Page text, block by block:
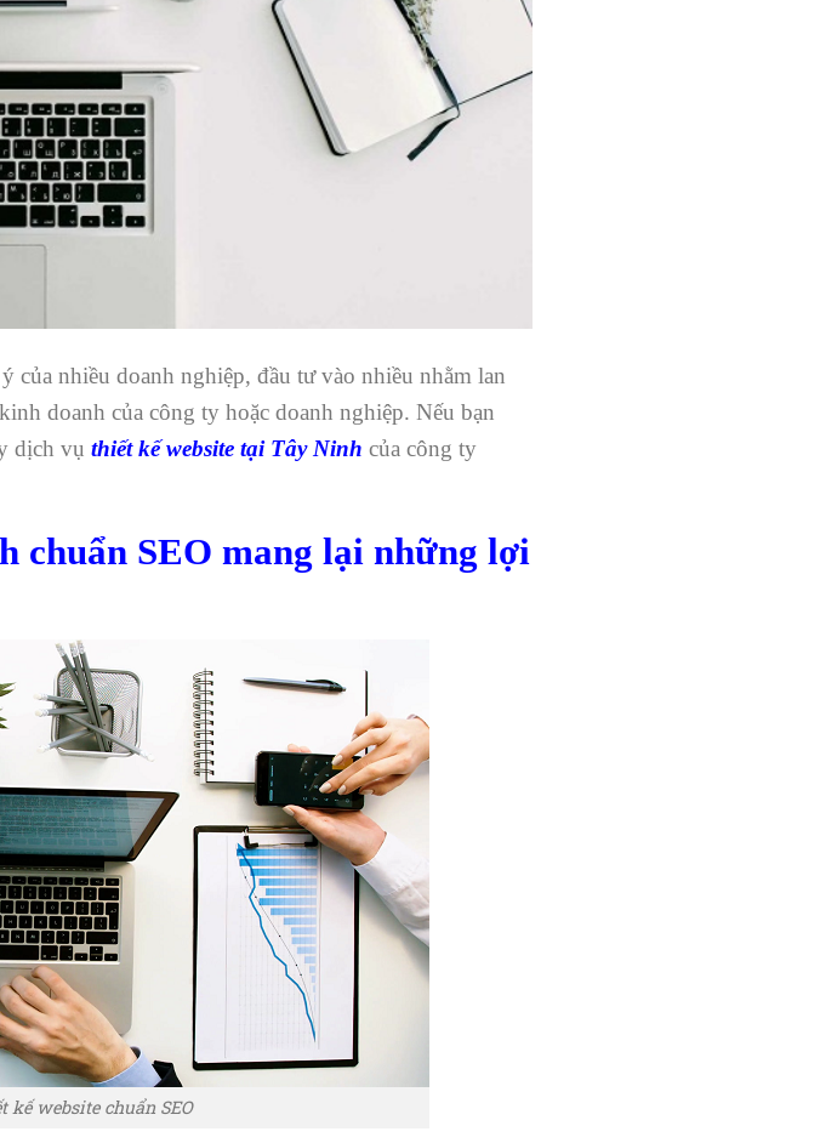
nhiều doanh nghiệp, đầu tư vào nhiều nhằm lan
doanh của công ty hoặc doanh nghiệp. Nếu bạn
dịch vụ thiết kế website tại Tây Ninh của công ty
chuẩn SEO mang lại những lợi
website chuẩn SEO